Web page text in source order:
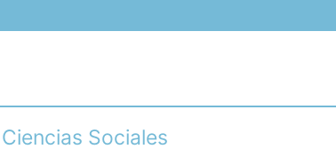
Ciencias Sociales